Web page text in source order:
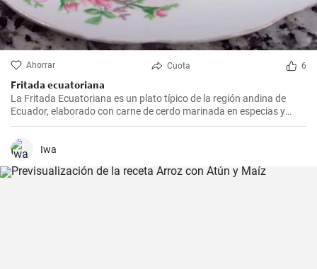
Ahorrar Cuota 6
Fritada ecuatoriana
La Fritada Ecuatoriana es un plato típico de la región andina de
Ecuador, elaborado con carne de cerdo marinada en especias y
cocinada a fuego lento en una olla con agua hasta que quede suave
y tierna.
Iwa